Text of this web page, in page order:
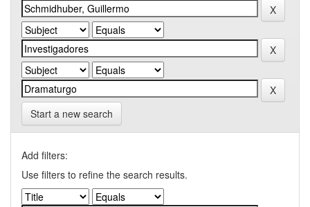
Start a new search
Add filters:
Use filters to refine the search results.